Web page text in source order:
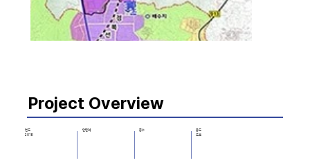
Project Overview
연도
2018
연면적 층수
용도
도로